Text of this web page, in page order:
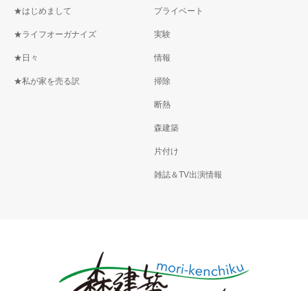
★はじめまして
★ライフオーガナイズ
★日々
★私が家を売る訳
プライベート
実験
情報
掃除
断熱
森建築
片付け
雑誌＆TV出演情報